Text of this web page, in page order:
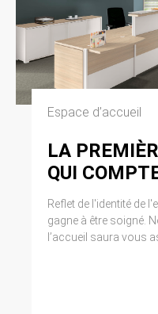
Espace d’accueil
LA
QUI
Reflet de l'identité de
gagne à être soigné.
l’accueil saura vous